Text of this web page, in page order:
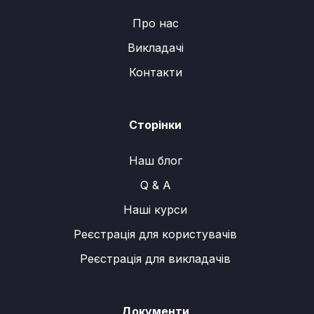
Про нас
Викладачі
Контакти
Сторінки
Наш блог
Q & A
Наші курси
Реєстрація для користувачів
Реєстрація для викладачів
Документи